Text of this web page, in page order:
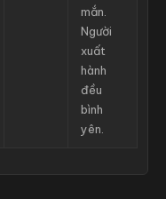
mắn.
Người
xuất
hành
đều
bình
yên.